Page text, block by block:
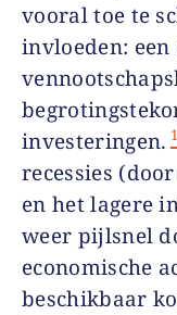
vooral toe te
invloeden:
investeringen.
recessies
en het lagere
weer pijlsnel
economische
beschikbaar